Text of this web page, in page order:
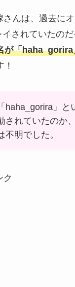
さんは、過去に
イされていたの
が「haha_gorira
haha_gorira」と
されていたのか
不明でした。
ク